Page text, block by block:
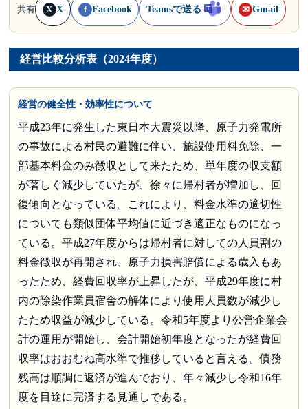
共有 X X f Facebook Teamsで送る ✉ Gmail
経営比較分析表（2024年度）
経営の健全性・効率性について
平成23年に発生した東日本大震災以降、原子力発電所
の事故による村民の避難に伴い、施設使用料免除、一
部基本料金のみ徴収として来たため、単年度の収支額
が著しく減少していたが、徐々に帰村者が増加し、回
復傾向となっている。これにより、料金水準の適切性
についても類似団体平均値に近づき適正なものになっ
ている。平成27年度からは帰村者に対しての人員割の
料金徴収が再開され、原子力損害賠償による歳入もあ
ったため、経費回収率が上昇したが、平成29年度に村
内の除染作業員宿舎の解体により使用人員数が減少し
たため収益が減少している。令和5年度より公営企業会
計の運用が開始し、会計開始初年度となったが経費回
収率はおおむね高水準で推移していると言える。債務
残高は順調に返済が進んでおり、年々減少し令和16年
度を目途に完済する見通しである。